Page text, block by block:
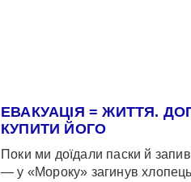
ЕВАКУАЦІЯ = ЖИТТЯ.
КУПИТИ ЙОГО
Поки ми доїдали паски й
— у «Мороку» загинув